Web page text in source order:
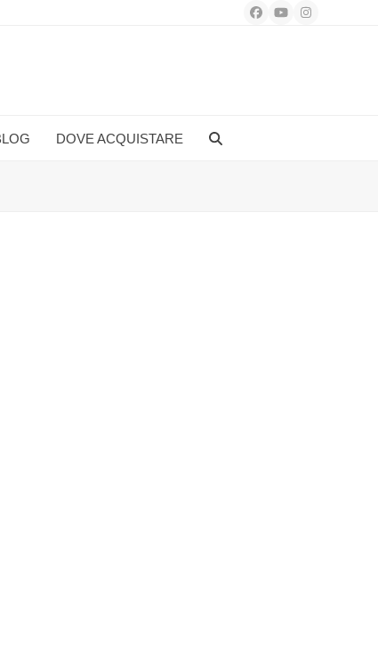
Facebook
YouTubeInstagram
DOVE ACQUISTARE